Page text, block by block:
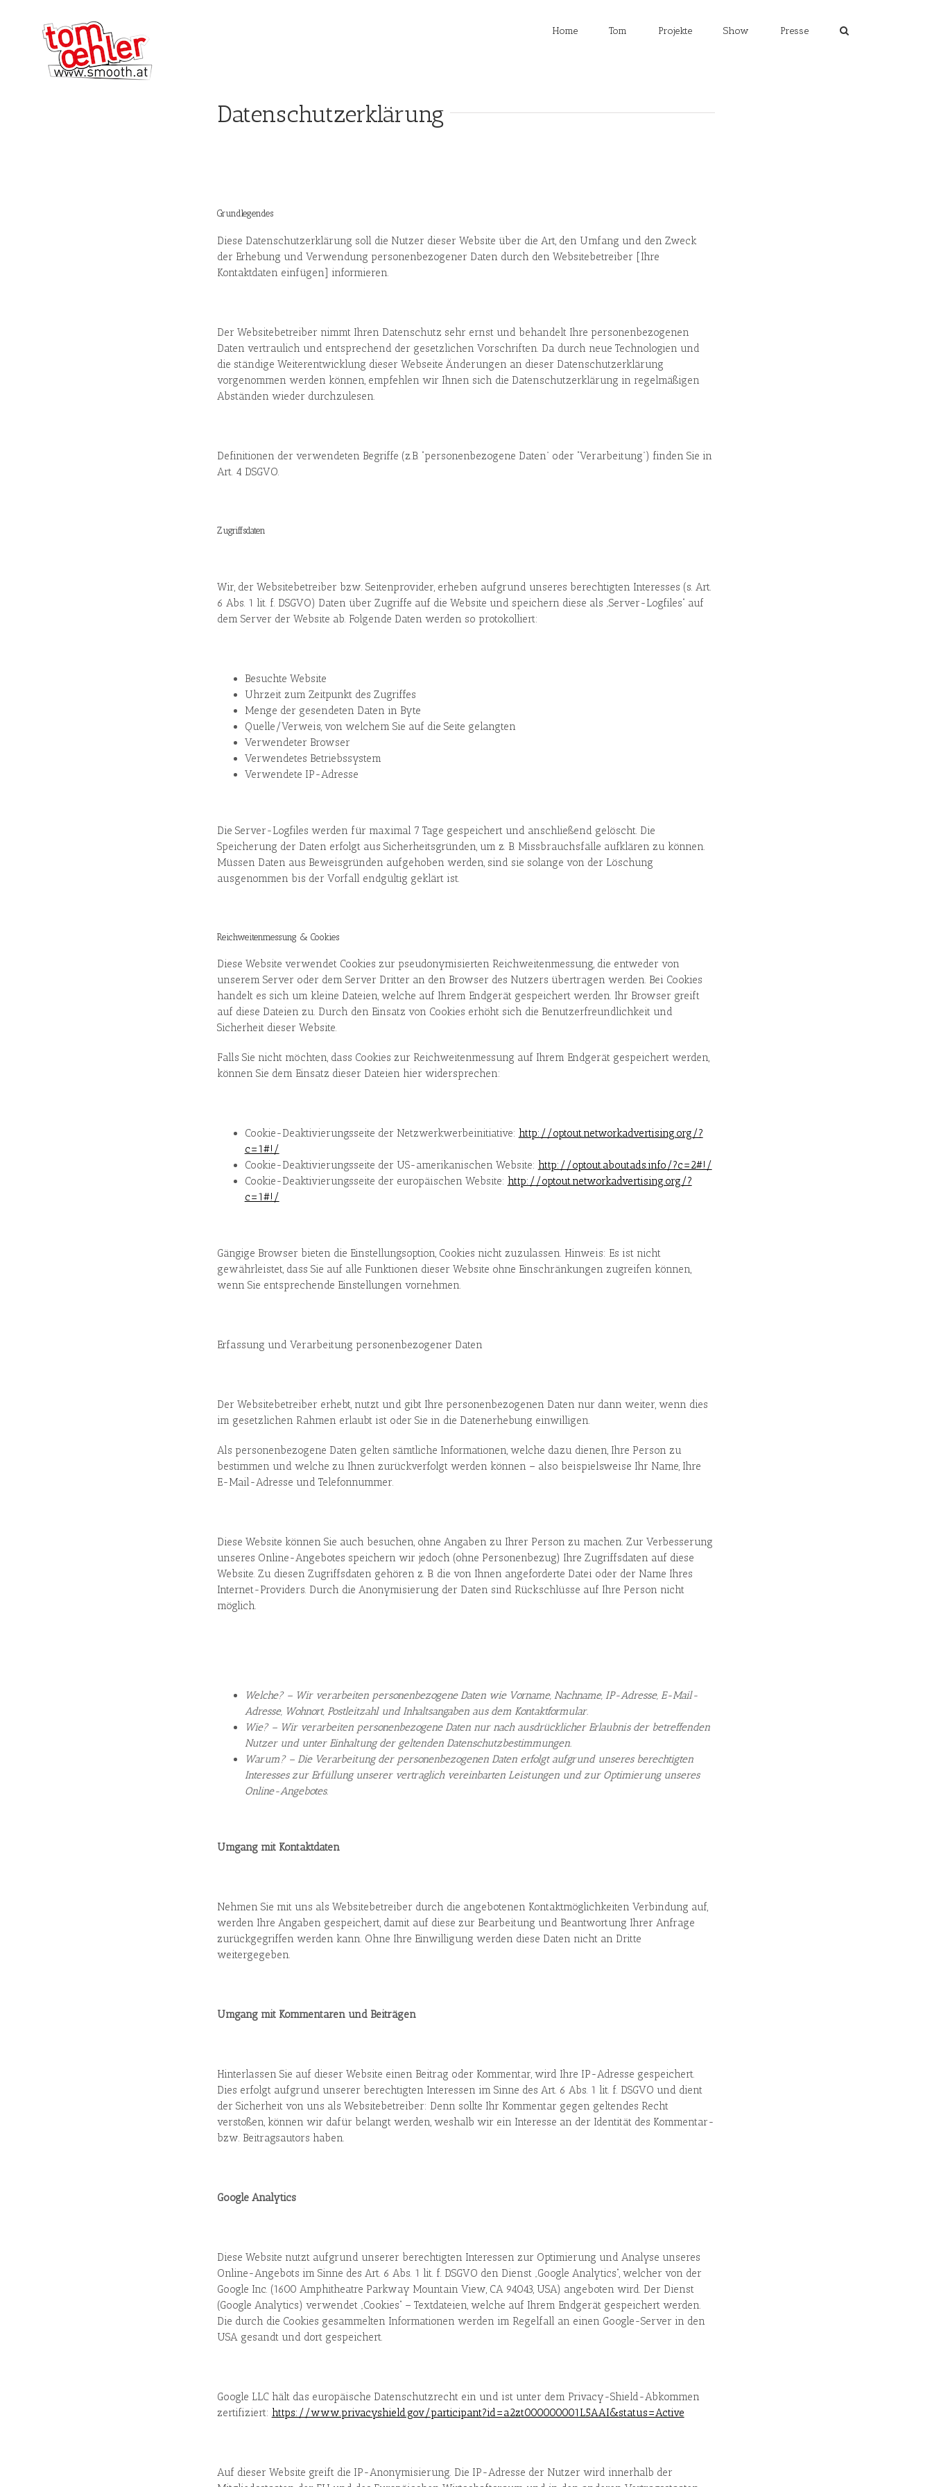
Home Tom Projekte Show Presse
Datenschutzerklärung
Grundlegendes
Diese Datenschutzerklärung soll die Nutzer dieser Website über die Art, den Umfang und den Zweck
der Erhebung und Verwendung personenbezogener Daten durch den Websitebetreiber [Ihre
Kontaktdaten einfügen] informieren.
Der Websitebetreiber nimmt Ihren Datenschutz sehr ernst und behandelt Ihre personenbezogenen
Daten vertraulich und entsprechend der gesetzlichen Vorschriften. Da durch neue Technologien und
die ständige Weiterentwicklung dieser Webseite Änderungen an dieser Datenschutzerklärung
vorgenommen werden können, empfehlen wir Ihnen sich die Datenschutzerklärung in regelmäßigen
Abständen wieder durchzulesen.
Definitionen der verwendeten Begriffe (z.B. “personenbezogene Daten” oder “Verarbeitung”) finden Sie in
Art. 4 DSGVO.
Zugriffsdaten
Wir, der Websitebetreiber bzw. Seitenprovider, erheben aufgrund unseres berechtigten Interesses (s. Art.
6 Abs. 1 lit. f. DSGVO) Daten über Zugriffe auf die Website und speichern diese als „Server-Logfiles“ auf
dem Server der Website ab. Folgende Daten werden so protokolliert:
Besuchte Website
Uhrzeit zum Zeitpunkt des Zugriffes
Menge der gesendeten Daten in Byte
Quelle/Verweis, von welchem Sie auf die Seite gelangten
Verwendeter Browser
Verwendetes Betriebssystem
Verwendete IP-Adresse
Die Server-Logfiles werden für maximal 7 Tage gespeichert und anschließend gelöscht. Die
Speicherung der Daten erfolgt aus Sicherheitsgründen, um z. B. Missbrauchsfälle aufklären zu können.
Müssen Daten aus Beweisgründen aufgehoben werden, sind sie solange von der Löschung
ausgenommen bis der Vorfall endgültig geklärt ist.
Reichweitenmessung & Cookies
Diese Website verwendet Cookies zur pseudonymisierten Reichweitenmessung, die entweder von
unserem Server oder dem Server Dritter an den Browser des Nutzers übertragen werden. Bei Cookies
handelt es sich um kleine Dateien, welche auf Ihrem Endgerät gespeichert werden. Ihr Browser greift
auf diese Dateien zu. Durch den Einsatz von Cookies erhöht sich die Benutzerfreundlichkeit und
Sicherheit dieser Website.
Falls Sie nicht möchten, dass Cookies zur Reichweitenmessung auf Ihrem Endgerät gespeichert werden,
können Sie dem Einsatz dieser Dateien hier widersprechen:
Cookie-Deaktivierungsseite der Netzwerkwerbeinitiative: http://optout.networkadvertising.org/?
c=1#!/
Cookie-Deaktivierungsseite der US-amerikanischen Website: http://optout.aboutads.info/?c=2#!/
Cookie-Deaktivierungsseite der europäischen Website: http://optout.networkadvertising.org/?
c=1#!/
Gängige Browser bieten die Einstellungsoption, Cookies nicht zuzulassen. Hinweis: Es ist nicht
gewährleistet, dass Sie auf alle Funktionen dieser Website ohne Einschränkungen zugreifen können,
wenn Sie entsprechende Einstellungen vornehmen.
Erfassung und Verarbeitung personenbezogener Daten
Der Websitebetreiber erhebt, nutzt und gibt Ihre personenbezogenen Daten nur dann weiter, wenn dies
im gesetzlichen Rahmen erlaubt ist oder Sie in die Datenerhebung einwilligen.
Als personenbezogene Daten gelten sämtliche Informationen, welche dazu dienen, Ihre Person zu
bestimmen und welche zu Ihnen zurückverfolgt werden können – also beispielsweise Ihr Name, Ihre
E-Mail-Adresse und Telefonnummer.
Diese Website können Sie auch besuchen, ohne Angaben zu Ihrer Person zu machen. Zur Verbesserung
unseres Online-Angebotes speichern wir jedoch (ohne Personenbezug) Ihre Zugriffsdaten auf diese
Website. Zu diesen Zugriffsdaten gehören z. B. die von Ihnen angeforderte Datei oder der Name Ihres
Internet-Providers. Durch die Anonymisierung der Daten sind Rückschlüsse auf Ihre Person nicht
möglich.
Welche? – Wir verarbeiten personenbezogene Daten wie Vorname, Nachname, IP-Adresse, E-Mail-
Adresse, Wohnort, Postleitzahl und Inhaltsangaben aus dem Kontaktformular.
Wie? – Wir verarbeiten personenbezogene Daten nur nach ausdrücklicher Erlaubnis der betreffenden
Nutzer und unter Einhaltung der geltenden Datenschutzbestimmungen.
Warum? – Die Verarbeitung der personenbezogenen Daten erfolgt aufgrund unseres berechtigten
Interesses zur Erfüllung unserer vertraglich vereinbarten Leistungen und zur Optimierung unseres
Online-Angebotes.
Umgang mit Kontaktdaten
Nehmen Sie mit uns als Websitebetreiber durch die angebotenen Kontaktmöglichkeiten Verbindung auf,
werden Ihre Angaben gespeichert, damit auf diese zur Bearbeitung und Beantwortung Ihrer Anfrage
zurückgegriffen werden kann. Ohne Ihre Einwilligung werden diese Daten nicht an Dritte
weitergegeben.
Umgang mit Kommentaren und Beiträgen
Hinterlassen Sie auf dieser Website einen Beitrag oder Kommentar, wird Ihre IP-Adresse gespeichert.
Dies erfolgt aufgrund unserer berechtigten Interessen im Sinne des Art. 6 Abs. 1 lit. f. DSGVO und dient
der Sicherheit von uns als Websitebetreiber: Denn sollte Ihr Kommentar gegen geltendes Recht
verstoßen, können wir dafür belangt werden, weshalb wir ein Interesse an der Identität des Kommentar-
bzw. Beitragsautors haben.
Google Analytics
Diese Website nutzt aufgrund unserer berechtigten Interessen zur Optimierung und Analyse unseres
Online-Angebots im Sinne des Art. 6 Abs. 1 lit. f. DSGVO den Dienst „Google Analytics“, welcher von der
Google Inc. (1600 Amphitheatre Parkway Mountain View, CA 94043, USA) angeboten wird. Der Dienst
(Google Analytics) verwendet „Cookies“ – Textdateien, welche auf Ihrem Endgerät gespeichert werden.
Die durch die Cookies gesammelten Informationen werden im Regelfall an einen Google-Server in den
USA gesandt und dort gespeichert.
Google LLC hält das europäische Datenschutzrecht ein und ist unter dem Privacy-Shield-Abkommen
zertifiziert: https://www.privacyshield.gov/participant?id=a2zt000000001L5AAI&status=Active
Auf dieser Website greift die IP-Anonymisierung. Die IP-Adresse der Nutzer wird innerhalb der